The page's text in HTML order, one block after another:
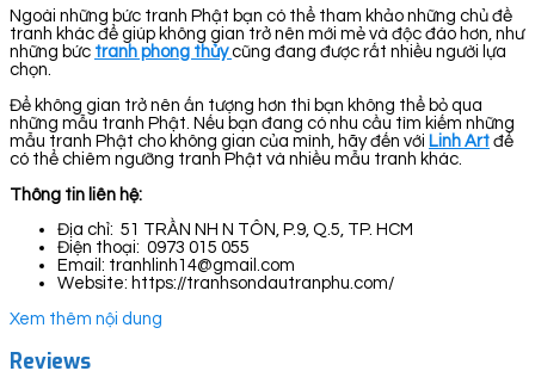
Ngoài những bức tranh Phật bạn có thể tham khảo những chủ đề
tranh khác để giúp không gian trở nên mới mẻ và độc đáo hơn, như
những bức tranh phong thủy cũng đang được rất nhiều người lựa
chọn.
Để không gian trở nên ấn tượng hơn thì bạn không thể bỏ qua
những mẫu tranh Phật. Nếu bạn đang có nhu cầu tìm kiếm những
mẫu tranh Phật cho không gian của mình, hãy đến với Linh Art để
có thể chiêm ngưỡng tranh Phật và nhiều mẫu tranh khác.
Thông tin liên hệ:
Địa chỉ: 51 TRẦN NH N TÔN, P.9, Q.5, TP. HCM
Điện thoại: 0973 015 055
Email: tranhlinh14@gmail.com
Website: https://tranhsondautranphu.com/
Xem thêm nội dung
Reviews